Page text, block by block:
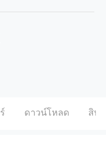
ฉริยะเพื่อส่งมอบวิดีโอ
และพื้นที่เก็บข้อมูลได้
อกแบบปลอกโลหะ
ภัยภายใต้สภาวะ
ดาวน์โหลด สิน